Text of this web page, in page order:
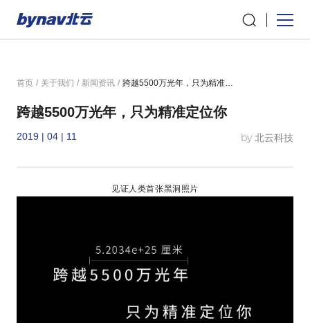
首页 / 关于我们 / 新闻资讯 / 跨越5500万光年，只为精准定位你
跨越5500万光年，只为精准定位你
2019 | 04 | 11 by 北云科技
见证人类首张黑洞照片